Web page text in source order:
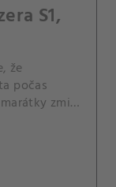
S1,
že
počas
zmizli